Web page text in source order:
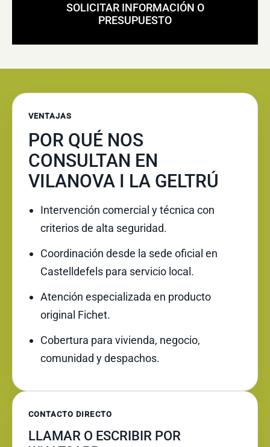
SOLICITAR INFORMACIÓN O
PRESUPUESTO
VENTAJAS
POR QUÉ NOS
CONSULTAN EN
VILANOVA I LA GELTRÚ
Intervención comercial y técnica con
criterios de alta seguridad.
Coordinación desde la sede oficial en
Castelldefels para servicio local.
Atención especializada en producto
original Fichet.
Cobertura para vivienda, negocio,
comunidad y despachos.
CONTACTO DIRECTO
LLAMAR O ESCRIBIR POR